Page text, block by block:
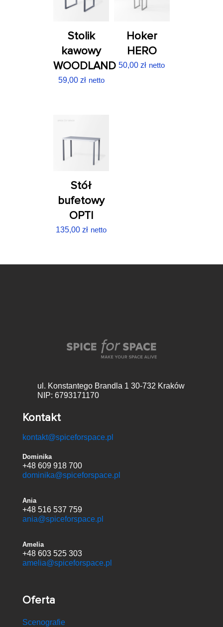
Stolik
kawowy
WOODLAND
59,00 zł netto
Hoker
HERO
50,00zł netto
Stół
bufetowy
OPTI
135,00zł netto
ul. Konstantego Brandla 1 30-732 Kraków
NIP: 6793171170
Kontakt
kontakt@spiceforspace.pl
Dominika
+48 609 918 700
dominika@spiceforspace.pl
Ania
+48 516 537 759
ania@spiceforspace.pl
Amelia
+48 603 525 303
amelia@spiceforspace.pl
Oferta
Scenografie